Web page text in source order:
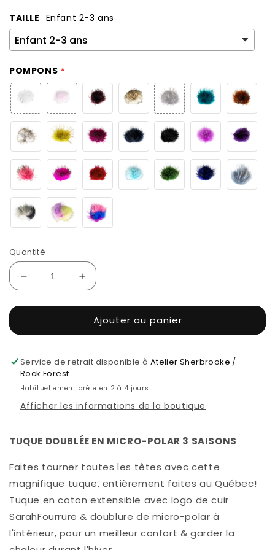
TAILLE Enfant 2-3 ans
POMPONS
Quantité
Réduire
la
quantité
RAYÉE
&amp;
BLANCHE
Augmenter
la
quantité
RAYÉE
&amp;
Ajouter au panier
Service de retrait disponible à Atelier Sherbrooke /
Rock Forest
Habituellement prête en 2 à 4 jours
Afficher les informations de la boutique
TUQUE DOUBLÉE EN MICRO-POLAR 3 SAISONS
Faites tourner toutes les têtes avec cette
magnifique tuque, entièrement faites au Québec!
Tuque en coton extensible avec logo de cuir
SarahFourrure & doublure de micro-polar à
l'intérieur, pour un meilleur confort & garder la